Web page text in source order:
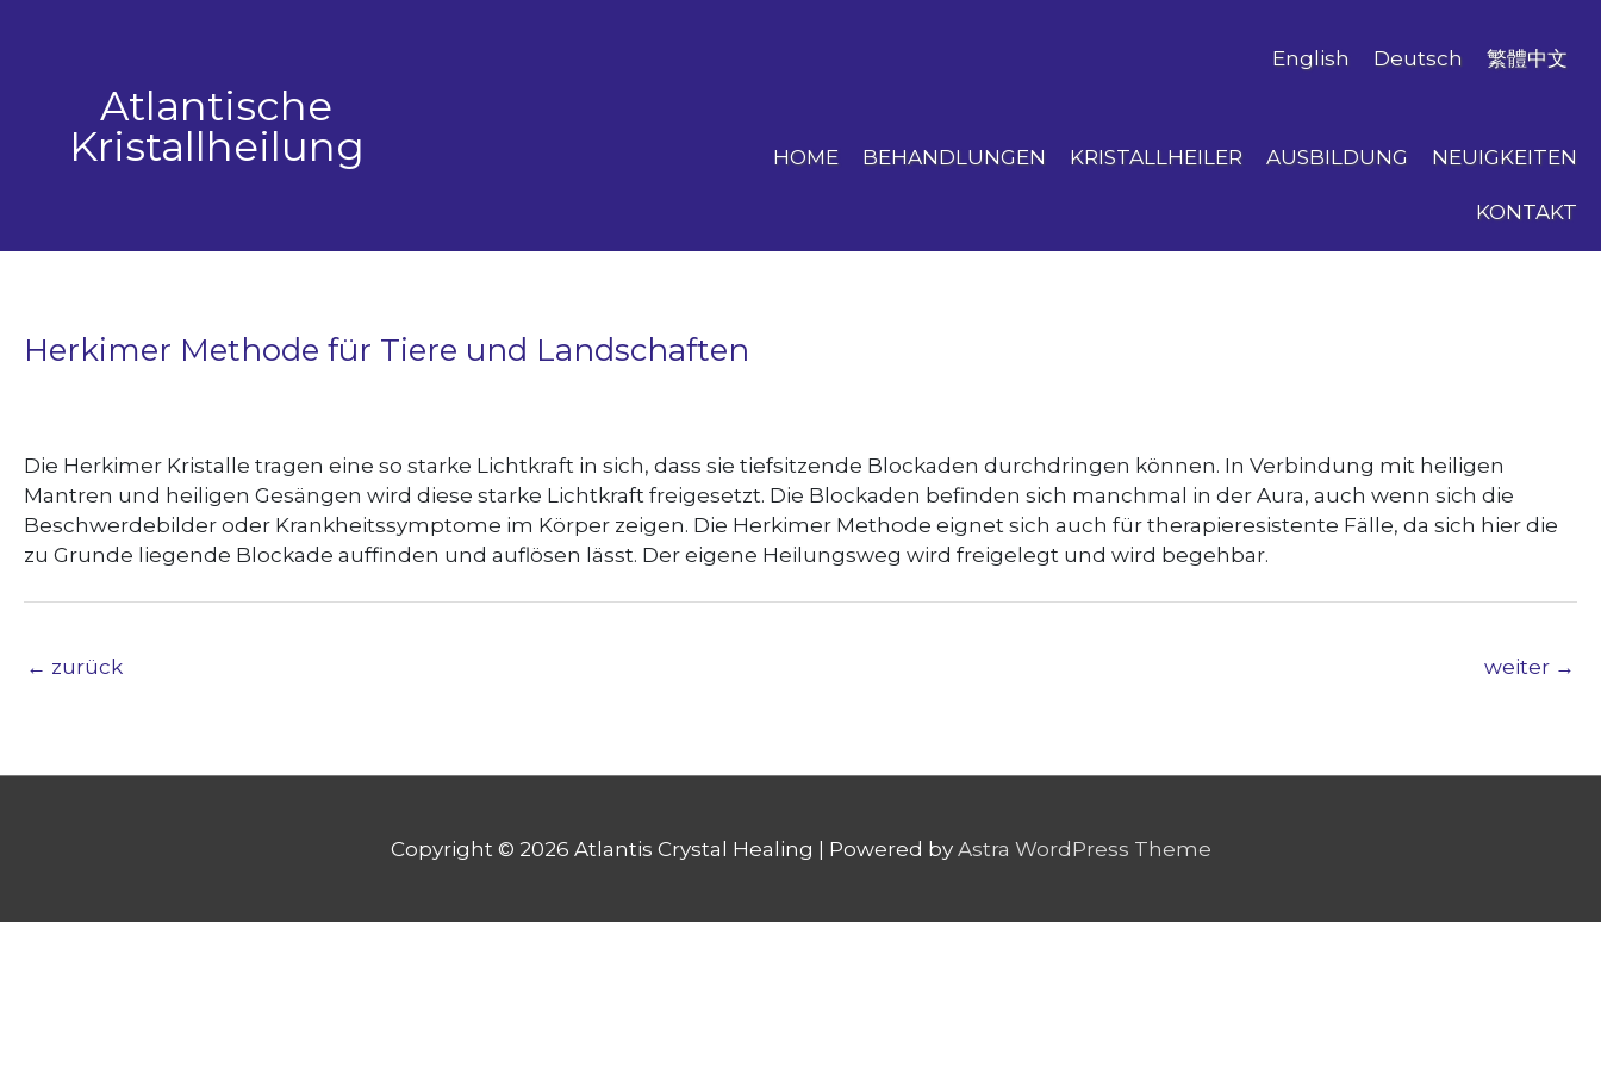
Atlantische
Kristallheilung
English Deutsch 繁體中文
HOME BEHANDLUNGEN KRISTALLHEILER AUSBILDUNG NEUIGKEITEN
KONTAKT
Herkimer Methode für Tiere und Landschaften
Die Herkimer Kristalle tragen eine so starke Lichtkraft in sich, dass sie tiefsitzende Blockaden durchdringen können. In Verbindung mit heiligen
Mantren und heiligen Gesängen wird diese starke Lichtkraft freigesetzt. Die Blockaden befinden sich manchmal in der Aura, auch wenn sich die
Beschwerdebilder oder Krankheitssymptome im Körper zeigen. Die Herkimer Methode eignet sich auch für therapieresistente Fälle, da sich hier die
zu Grunde liegende Blockade auffinden und auflösen lässt. Der eigene Heilungsweg wird freigelegt und wird begehbar.
← zurück weiter →
Copyright © 2026 Atlantis Crystal Healing | Powered by Astra WordPress Theme